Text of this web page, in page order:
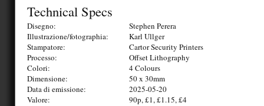
Technical Specs
Disegno:
Stephen Perera
Illustrazione/fotographia:
Karl Ullger
Stampatore:
Cartor Security Printers
Processo:
Offset Lithography
Colori:
4 Colours
Dimensione:
50 x 30mm
Data di emissione:
2025-05-20
Valore:
90p, £1, £1.15, £4